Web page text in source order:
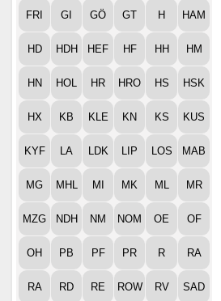
FRI GI GÖ GT H HAM
HD HDH HEF HF HH HM
HN HOL HR HRO HS HSK
HX KB KLE KN KS KUS
KYF LA LDK LIP LOS MAB
MG MHL MI MK ML MR
MZG NDH NM NOM OE OF
OH PB PF PR R RA
RA RD RE ROW RV SAD